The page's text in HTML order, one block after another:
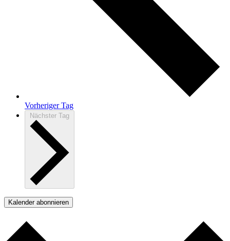
Vorheriger Tag
Nächster Tag
Kalender abonnieren